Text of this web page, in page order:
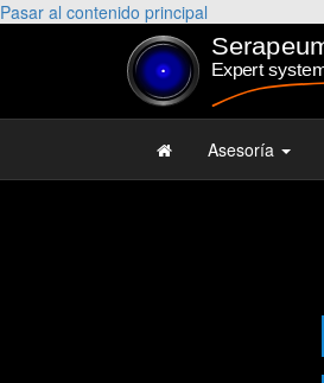
Pasar al contenido principal
Asesoría